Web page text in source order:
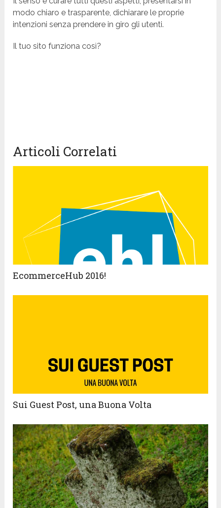
modo chiaro e trasparente, dichiarare le proprie
intenzioni senza prendere in giro gli utenti.
Il tuo sito funziona così?
Articoli Correlati
EcommerceHub 2016!
Sui Guest Post, una Buona Volta